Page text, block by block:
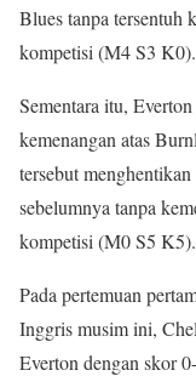
Blues tanpa tersentuh
kompetisi (M4 S3 K0).
Sementara itu,
kemenangan atas
tersebut
sebelumnya tanpa
kompetisi (M0 S5 K5).
Pada pertemuan
Inggris musim ini,
Everton dengan skor